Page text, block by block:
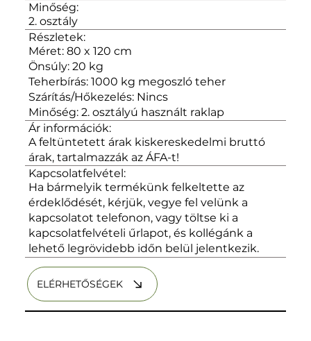
Minőség:
2. osztály
Részletek:
Méret: 80 x 120 cm
Önsúly: 20 kg
Teherbírás: 1000 kg megoszló teher
Szárítás/Hőkezelés: Nincs
Minőség: 2. osztályú használt raklap
Ár információk:
A feltüntetett árak kiskereskedelmi bruttó
árak, tartalmazzák az ÁFA-t!
Kapcsolatfelvétel:
Ha bármelyik termékünk felkeltette az
érdeklődését, kérjük, vegye fel velünk a
kapcsolatot telefonon, vagy töltse ki a
kapcsolatfelvételi űrlapot, és kollégánk a
lehető legrövidebb időn belül jelentkezik.
ELÉRHETŐSÉGEK